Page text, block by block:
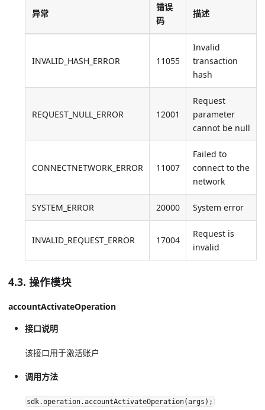
异常
错误
码
描述
INVALID_HASH_ERROR 11055
Invalid
transaction
hash
REQUEST_NULL_ERROR 12001
Request
parameter
cannot be null
CONNECTNETWORK_ERROR 11007
Failed to
connect to the
network
SYSTEM_ERROR 20000 System error
INVALID_REQUEST_ERROR 17004
Request is
invalid
4.3. 操作模块
accountActivateOperation
接口说明
该接口用于激活账户
调用方法
sdk.operation.accountActivateOperation(args);